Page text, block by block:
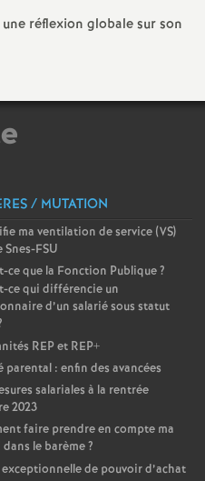
réflexion globale sur son
/ MUTATION
ma ventilation de service (VS)
Snes-FSU
ce que la Fonction Publique?
ce qui différencie un
d’un salarié sous statut
REP et REP+
parental : enfin des avancées
salariales à la rentrée
2023
faire prendre en compte ma
dans le barème?
de pouvoir d’achat